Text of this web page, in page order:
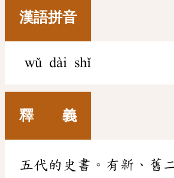
漢語拼音
wǔ dài shǐ
釋 義
五代的史書。有新、舊